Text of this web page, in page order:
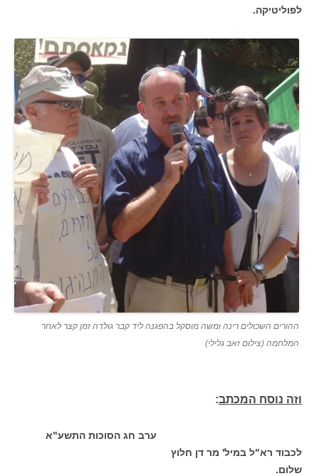
לפוליטיקה.
ההורים השכולים רינה ומשה מוסקל בהפגנה ליד קבר גולדה זמן קצר לאחר
המלחמה (צילום זאב גלילי)
וזה נוסח המכתב:
ערב חג הסוכות התשע"א
לכבוד רא"ל במיל' מר דן חלוץ
שלום.